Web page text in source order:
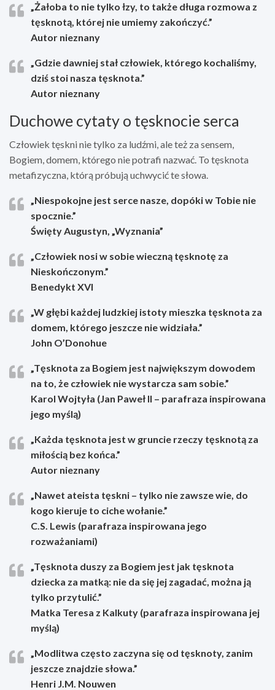
„Żałoba to nie tylko łzy, to także długa rozmowa z
tęsknotą, której nie umiemy zakończyć.”
Autor nieznany
„Gdzie dawniej stał człowiek, którego kochaliśmy,
dziś stoi nasza tęsknota.”
Autor nieznany
Duchowe cytaty o tęsknocie serca
Człowiek tęskni nie tylko za ludźmi, ale też za sensem,
Bogiem, domem, którego nie potrafi nazwać. To tęsknota
metafizyczna, którą próbują uchwycić te słowa.
„Niespokojne jest serce nasze, dopóki w Tobie nie
spocznie.”
Święty Augustyn, „Wyznania”
„Człowiek nosi w sobie wieczną tęsknotę za
Nieskończonym.”
Benedykt XVI
„W głębi każdej ludzkiej istoty mieszka tęsknota za
domem, którego jeszcze nie widziała.”
John O’Donohue
„Tęsknota za Bogiem jest największym dowodem
na to, że człowiek nie wystarcza sam sobie.”
Karol Wojtyła (Jan Paweł II – parafraza inspirowana
jego myślą)
„Każda tęsknota jest w gruncie rzeczy tęsknotą za
miłością bez końca.”
Autor nieznany
„Nawet ateista tęskni – tylko nie zawsze wie, do
kogo kieruje to ciche wołanie.”
C.S. Lewis (parafraza inspirowana jego
rozważaniami)
„Tęsknota duszy za Bogiem jest jak tęsknota
dziecka za matką: nie da się jej zagadać, można ją
tylko przytulić.”
Matka Teresa z Kalkuty (parafraza inspirowana jej
myślą)
„Modlitwa często zaczyna się od tęsknoty, zanim
jeszcze znajdzie słowa.”
Henri J.M. Nouwen